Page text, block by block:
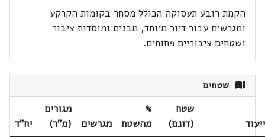
הקמת רובע תעסוקה הכולל מסחר בקומות הקרקע
ומגרשים עבור דיור מיוחד, מבנים ומוסדות ציבור
ושטחים ציבוריים פתוחים.
שטחים
ייעוד
שטח
(דונם)
%
מהשטח
מגרשים
מגורים
(מ"ר)
יח"ד